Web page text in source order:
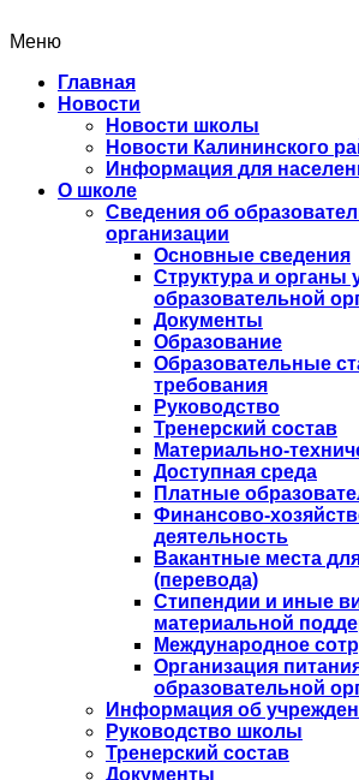
Меню
Главная
Новости
Новости школы
Новости Калининского
Информация для
О школе
Сведения об
организации
Основные сведения
Структура и органы
образовательной
Документы
Образование
Образовательные
требования
Руководство
Тренерский состав
Материально-
Доступная среда
Платные
Финансово-
деятельность
Вакантные места
(перевода)
Стипендии и иные
материальной
Международное
Организация
образовательной
Информация об
Руководство школы
Тренерский состав
Документы